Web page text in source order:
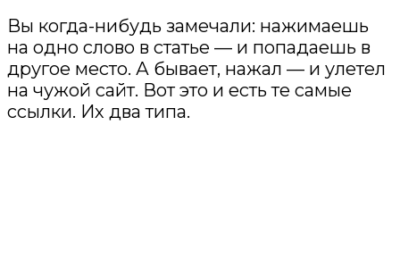
Вы когда-нибудь замечали: нажимаешь
на одно слово в статье — и попадаешь в
другое место. А бывает, нажал — и улетел
на чужой сайт. Вот это и есть те самые
ссылки. Их два типа.